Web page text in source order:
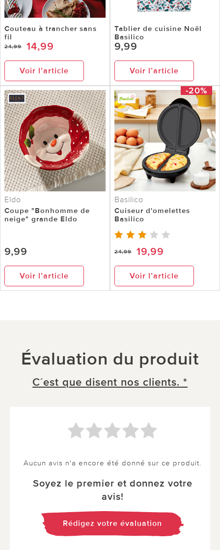
Couteau à trancher sans
fil
24,99 14,99
Voir l’article
Tablier de cuisine Noël
Basilico
9,99
Voir l’article
Eldo
Coupe "Bonhomme de
neige" grande Eldo
9,99
Voir l’article
-20%
Basilico
Cuiseur d'omelettes
Basilico
24,99 19,99
Voir l’article
Évaluation du produit
C´est que disent nos clients. *
Aucun avis n'a encore été donné sur ce produit.
Soyez le premier et donnez votre
avis!
Rédigez votre évaluation